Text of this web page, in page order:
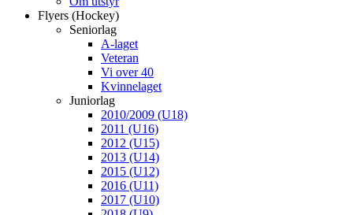
Flyers (Hockey)
Seniorlag
A-laget
Veteran
Vi over 40
Kvinnelaget
Juniorlag
2010/2009 (U18)
2011 (U16)
2012 (U15)
2013 (U14)
2015 (U12)
2016 (U11)
2017 (U10)